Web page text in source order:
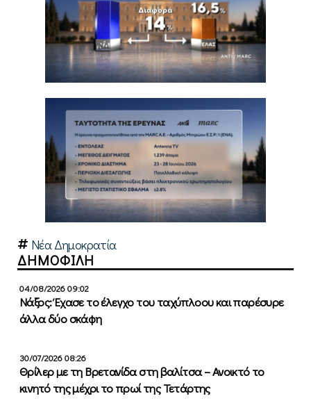
Νέα Δημοκρατία
ΔΗΜΟΦΙΛΗ
04/08/2026 09:02
Νάξος: Έχασε το έλεγχο του ταχύπλοου και παρέσυρε
άλλα δύο σκάφη
30/07/2026 08:26
Θρίλερ με τη Βρετανίδα στη βαλίτσα – Ανοικτό το
κινητό της μέχρι το πρωί της Τετάρτης